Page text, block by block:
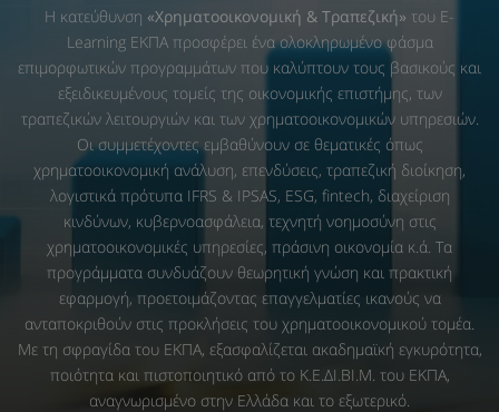
Η κατεύθυνση «Χρηματοοικονομική & Τραπεζική» του E-
Learning ΕΚΠΑ προσφέρει ένα ολοκληρωμένο φάσμα
επιμορφωτικών προγραμμάτων που καλύπτουν τους βασικούς και
εξειδικευμένους τομείς της οικονομικής επιστήμης, των
τραπεζικών λειτουργιών και των χρηματοοικονομικών υπηρεσιών.
Οι συμμετέχοντες εμβαθύνουν σε θεματικές όπως
χρηματοοικονομική ανάλυση, επενδύσεις, τραπεζική διοίκηση,
λογιστικά πρότυπα IFRS & IPSAS, ESG, fintech, διαχείριση
κινδύνων, κυβερνοασφάλεια, τεχνητή νοημοσύνη στις
χρηματοοικονομικές υπηρεσίες, πράσινη οικονομία κ.ά. Τα
προγράμματα συνδυάζουν θεωρητική γνώση και πρακτική
εφαρμογή, προετοιμάζοντας επαγγελματίες ικανούς να
ανταποκριθούν στις προκλήσεις του χρηματοοικονομικού τομέα.
Με τη σφραγίδα του ΕΚΠΑ, εξασφαλίζεται ακαδημαϊκή εγκυρότητα,
ποιότητα και πιστοποιητικό από το Κ.Ε.ΔΙ.ΒΙ.Μ. του ΕΚΠΑ,
αναγνωρισμένο στην Ελλάδα και το εξωτερικό.